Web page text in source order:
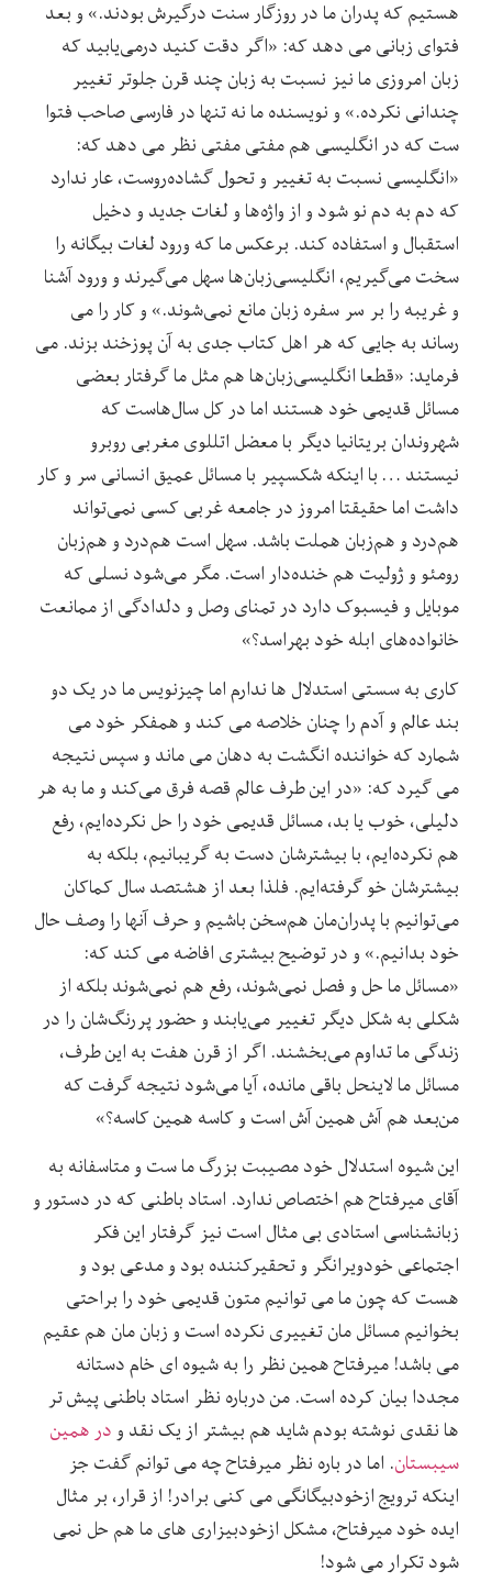
هستیم که پدران ما در روزگار سنت درگیرش بودند.» و بعد
فتوای زبانی می دهد که: «اگر دقت کنید درمی‌یابید که
زبان امروزی ما نیز نسبت به زبان چند قرن جلوتر تغییر
چندانی نکرده.» و نویسنده ما نه تنها در فارسی صاحب فتوا
ست که در انگلیسی هم مفتی مفتی نظر می دهد که:
«انگلیسی نسبت به تغییر و تحول گشاده‌روست، عار ندارد
که دم به دم نو شود و از واژه‌ها و لغات جدید و دخیل
استقبال و استفاده کند. برعکس ما که ورود لغات بیگانه را
سخت می‌گیریم، انگلیسی‌زبان‌ها سهل می‌گیرند و ورود آشنا
و غریبه را بر سر سفره زبان مانع نمی‌شوند.» و کار را می
رساند به جایی که هر اهل کتاب جدی به آن پوزخند بزند. می
فرماید: «قطعا انگلیسی‌زبان‌ها هم مثل ما گرفتار بعضی
مسائل قدیمی خود هستند اما در کل سال‌هاست که
شهروندان بریتانیا دیگر با معضل اتللوی مغربی روبرو
نیستند … با اینکه شکسپیر با مسائل عمیق انسانی سر و کار
داشت اما حقیقتا امروز در جامعه غربی کسی نمی‌تواند
هم‌درد و هم‌زبان هملت باشد. سهل است هم‌درد و هم‌زبان
رومئو و ژولیت هم خنده‌دار است. مگر می‌شود نسلی که
موبایل و فیسبوک دارد در تمنای وصل و دلدادگی از ممانعت
خانواده‌های ابله خود بهراسد؟»
کاری به سستی استدلال ها ندارم اما چیزنویس ما در یک دو
بند عالم و آدم را چنان خلاصه می کند و همفکر خود می
شمارد که خواننده انگشت به دهان می ماند و سپس نتیجه
می گیرد که: «در این طرف عالم قصه فرق می‌کند و ما به هر
دلیلی، خوب یا بد، مسائل قدیمی خود را حل نکرده‌ایم، رفع
هم نکرده‌ایم، با بیشترشان دست به گریبانیم، بلکه به
بیشترشان خو گرفته‌ایم. فلذا بعد از هشتصد سال کماکان
می‌توانیم با پدران‌مان هم‌سخن باشیم و حرف آنها را وصف حال
خود بدانیم.» و در توضیح بیشتری افاضه می کند که:
«مسائل ما حل و فصل نمی‌شوند، رفع هم نمی‌شوند بلکه از
شکلی به شکل دیگر تغییر می‌یابند و حضور پررنگ‌شان را در
زندگی ‌ما تداوم می‌بخشند. اگر از قرن هفت به این طرف،
مسائل ما لاینحل باقی مانده، آیا می‌شود نتیجه گرفت که
من‌بعد هم آش همین آش است و کاسه همین کاسه؟»
این شیوه استدلال خود مصیبت بزرگ ما ست و متاسفانه به
آقای میرفتاح هم اختصاص ندارد. استاد باطنی که در دستور و
زبانشناسی استادی بی مثال است نیز گرفتار این فکر
اجتماعی خودویرانگر و تحقیرکننده بود و مدعی بود و
هست که چون ما می توانیم متون قدیمی خود را براحتی
بخوانیم مسائل مان تغییری نکرده است و زبان مان هم عقیم
می باشد! میرفتاح همین نظر را به شیوه ای خام دستانه
مجددا بیان کرده است. من درباره نظر استاد باطنی پیش تر
ها نقدی نوشته بودم شاید هم بیشتر از یک نقد و در همین
سیبستان. اما در باره نظر میرفتاح چه می توانم گفت جز
اینکه ترویج ازخودبیگانگی می کنی برادر! از قرار، بر مثال
ایده خود میرفتاح، مشکل ازخودبیزاری های ما هم حل نمی
شود تکرار می شود!